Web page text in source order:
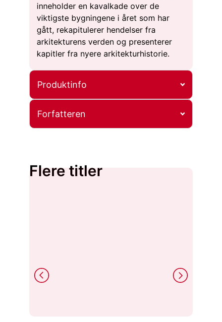
inneholder en kavalkade over de
viktigste bygningene i året som har
gått, rekapitulerer hendelser fra
arkitekturens verden og presenterer
kapitler fra nyere arkitekturhistorie.
Produktinfo
Forfatteren
Flere titler